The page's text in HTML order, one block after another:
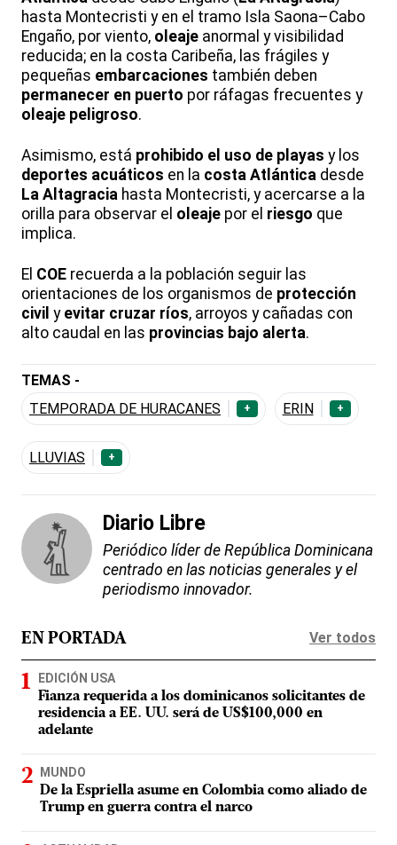
hasta Montecristi y en el tramo Isla Saona–Cabo
Engaño, por viento, oleaje anormal y visibilidad
reducida; en la costa Caribeña, las frágiles y
pequeñas embarcaciones también deben
permanecer en puerto por ráfagas frecuentes y
oleaje peligroso.
Asimismo, está prohibido el uso de playas y los
deportes acuáticos en la costa Atlántica desde
La Altagracia hasta Montecristi, y acercarse a la
orilla para observar el oleaje por el riesgo que
implica.
El COE recuerda a la población seguir las
orientaciones de los organismos de protección
civil y evitar cruzar ríos, arroyos y cañadas con
alto caudal en las provincias bajo alerta.
TEMAS -
TEMPORADA DE HURACANES
+ ERIN +
LLUVIAS +
Diario Libre
Periódico líder de República Dominicana
centrado en las noticias generales y el
periodismo innovador.
EN PORTADA Ver todos
EDICIÓN USA
Fianza requerida a los dominicanos solicitantes de
residencia a EE. UU. será de US$100,000 en
adelante
MUNDO
De la Espriella asume en Colombia como aliado de
Trump en guerra contra el narco